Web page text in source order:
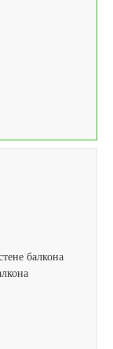
балкона